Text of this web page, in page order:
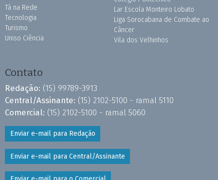
Tá na Rede
Tecnologia
Turismo
Uniso Ciência
Lar Escola Monteiro Lobato
Liga Sorocabana de Combate ao
Câncer
Vila dos Velhinhos
Contato
Redação: (15) 99789-3913
Central/Assinante: (15) 2102-5100 - ramal 5110
Comercial: (15) 2102-5100 - ramal 5060
Enviar e-mail para Redação
Enviar e-mail para Central/Assinante